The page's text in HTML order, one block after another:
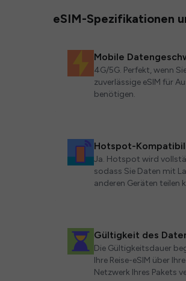
eSIM-Spezifikationen
Mobile
4G/5G. Perfekt, wenn
zuverlässige eSIM für
benötigen.
Hotspot-
Ja. Hotspot wird
sodass Sie Daten mit
anderen Geräten teilen
Gültigkeit des
Die Gültigkeitsdauer
Ihre Reise-eSIM über
Netzwerk Ihres Pakets